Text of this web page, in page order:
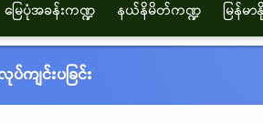
မြေပုံအခန်းကဏ္ဍ နယ်နိမိတ်ကဏ္ဍ မြန်မ
ပ်ကျင်းပခြင်း